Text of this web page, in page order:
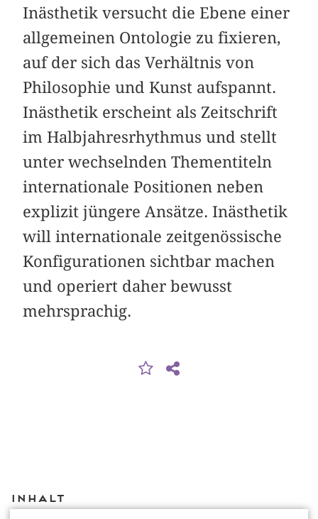
Inästhetik versucht die Ebene einer
allgemeinen Ontologie zu fixieren,
auf der sich das Verhältnis von
Philosophie und Kunst aufspannt.
Inästhetik erscheint als Zeitschrift
im Halbjahresrhythmus und stellt
unter wechselnden Thementiteln
internationale Positionen neben
explizit jüngere Ansätze. Inästhetik
will internationale zeitgenössische
Konfigurationen sichtbar machen
und operiert daher bewusst
mehrsprachig.
Inhalt